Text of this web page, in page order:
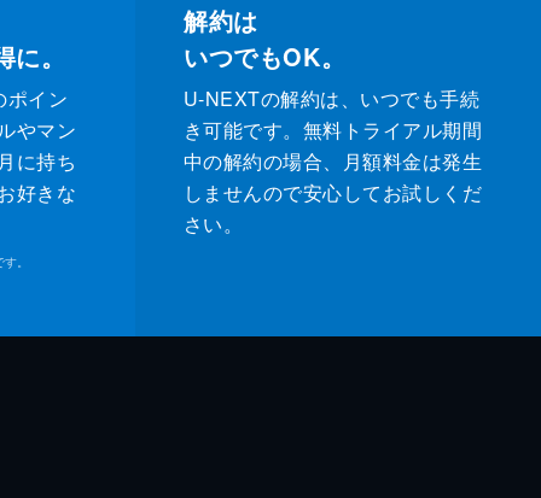
。
ポイン
やマン
に持ち
好きな
。
解約は
いつでもOK。
U-NEXTの解約は、いつでも手続
き可能です。無料トライアル期間
中の解約の場合、月額料金は発生
しませんので安心してお試しくだ
さい。